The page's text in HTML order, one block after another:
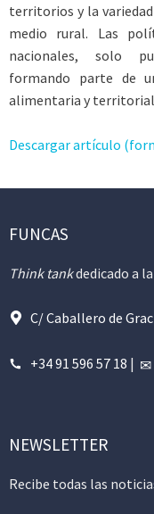
territorios y la
medio rural. Las
nacionales, solo
formando parte de
alimentaria y
Descargar artículo
FUNCAS
Think tankdedicado a
C/ Caballero de
+34 91 596 57 18 |
NEWSLETTER
Recibe todas las